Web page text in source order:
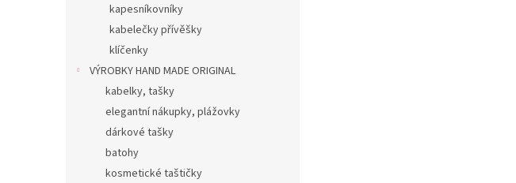
kapesníkovníky
kabelečky přívěšky
klíčenky
VÝROBKY HAND MADE ORIGINAL
kabelky, tašky
elegantní nákupky, plážovky
dárkové tašky
batohy
kosmetické taštičky